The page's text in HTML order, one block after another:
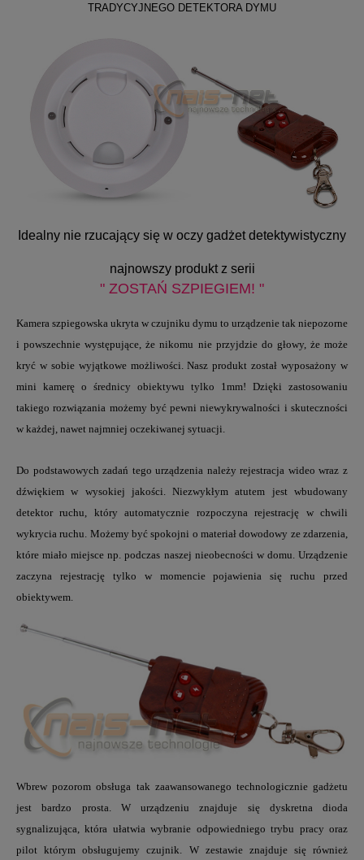
TRADYCYJNEGO DETEKTORA DYMU
Idealny nie rzucający się w oczy gadżet detektywistyczny
najnowszy produkt z serii
" ZOSTAŃ SZPIEGIEM! "
Kamera szpiegowska ukryta w czujniku dymu to urządzenie tak niepozorne
i powszechnie występujące, że nikomu nie przyjdzie do głowy, że może
kryć w sobie wyjątkowe możliwości. Nasz produkt został wyposażony w
mini kamerę o średnicy obiektywu tylko 1mm! Dzięki zastosowaniu
takiego rozwiązania możemy być pewni niewykrywalności i skuteczności
w każdej, nawet najmniej oczekiwanej sytuacji.
Do podstawowych zadań tego urządzenia należy rejestracja wideo wraz z
dźwiękiem w wysokiej jakości. Niezwykłym atutem jest wbudowany
detektor ruchu, który automatycznie rozpoczyna rejestrację w chwili
wykrycia ruchu. Możemy być spokojni o materiał dowodowy ze zdarzenia,
które miało miejsce np. podczas naszej nieobecności w domu. Urządzenie
zaczyna rejestrację tylko w momencie pojawienia się ruchu przed
obiektywem.
Wbrew pozorom obsługa tak zaawansowanego technologicznie gadżetu
jest bardzo prosta. W urządzeniu znajduje się dyskretna dioda
sygnalizująca , która ułatwia wybranie odpowiedniego trybu pracy oraz
pilot którym obsługujemy czujnik. W zestawie znajduje się również